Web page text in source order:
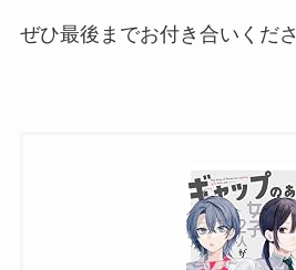
ぜひ最後までお付き合いくだ